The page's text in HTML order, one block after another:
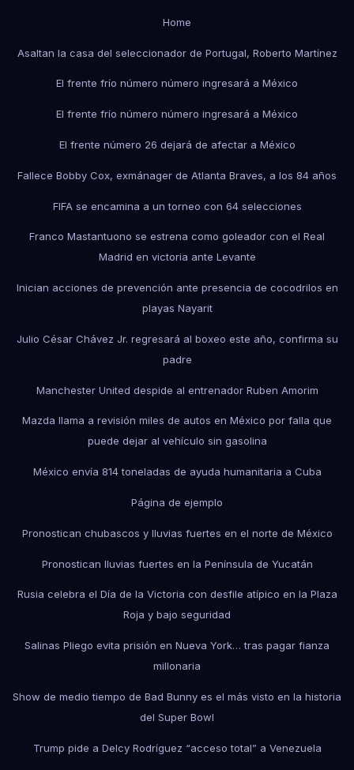
Home
Asaltan la casa del seleccionador de Portugal, Roberto Martínez
El frente frío número número ingresará a México
El frente frío número número ingresará a México
El frente número 26 dejará de afectar a México
Fallece Bobby Cox, exmánager de Atlanta Braves, a los 84 años
FIFA se encamina a un torneo con 64 selecciones
Franco Mastantuono se estrena como goleador con el Real
Madrid en victoria ante Levante
Inician acciones de prevención ante presencia de cocodrilos en
playas Nayarit
Julio César Chávez Jr. regresará al boxeo este año, confirma su
padre
Manchester United despide al entrenador Ruben Amorim
Mazda llama a revisión miles de autos en México por falla que
puede dejar al vehículo sin gasolina
México envía 814 toneladas de ayuda humanitaria a Cuba
Página de ejemplo
Pronostican chubascos y lluvias fuertes en el norte de México
Pronostican lluvias fuertes en la Península de Yucatán
Rusia celebra el Día de la Victoria con desfile atípico en la Plaza
Roja y bajo seguridad
Salinas Pliego evita prisión en Nueva York… tras pagar fianza
millonaria
Show de medio tiempo de Bad Bunny es el más visto en la historia
del Super Bowl
Trump pide a Delcy Rodríguez “acceso total” a Venezuela